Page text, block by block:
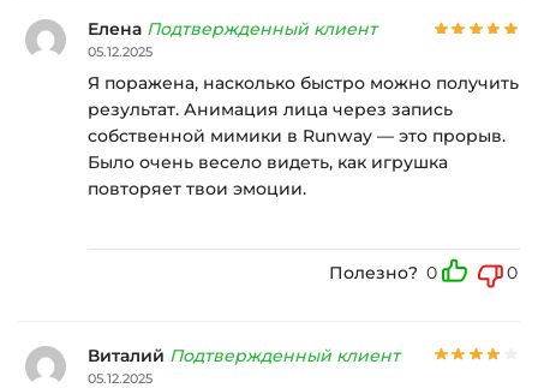
Елена Подтвержденный клиент
05.12.2025
Я поражена, насколько быстро можно получить
результат. Анимация лица через запись
собственной мимики в Runway — это прорыв.
Было очень весело видеть, как игрушка
повторяет твои эмоции.
Полезно? 0 0
Виталий Подтвержденный клиент
05.12.2025